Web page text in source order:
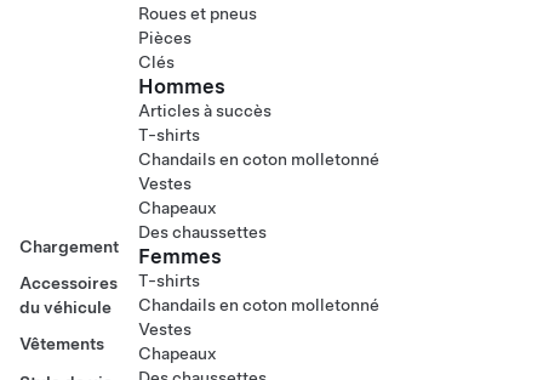
Chargement
Accessoires
du véhicule
Vêtements
Roues et pneus
Pièces
Clés
Hommes
Articles à succès
T-shirts
Chandails en coton molletonné
Vestes
Chapeaux
Des chaussettes
Femmes
T-shirts
Chandails en coton molletonné
Vestes
Chapeaux